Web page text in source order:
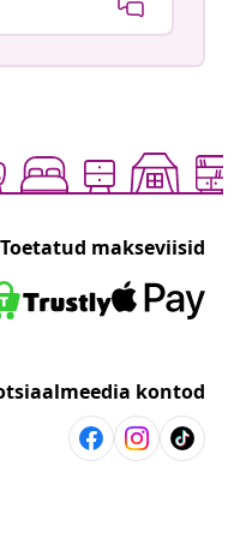
Toetatud makseviisid
kontod